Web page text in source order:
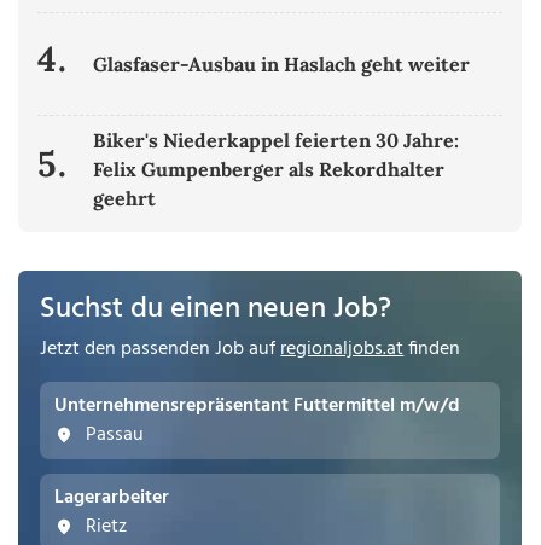
4. Glasfaser-Ausbau in Haslach geht weiter
5.
Biker's Niederkappel feierten 30 Jahre:
Felix Gumpenberger als Rekordhalter
geehrt
Suchst du einen neuen Job?
Jetzt den passenden Job aufregionaljobs.atfinden
Unternehmensrepräsentant Futtermittel m/w/d
Passau
Lagerarbeiter
Rietz